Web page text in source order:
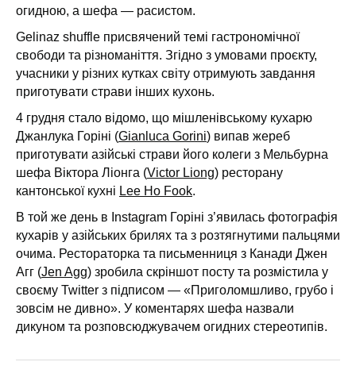
огидною, а шефа — расистом.
Gelinaz shuffle присвячений темі гастрономічної
свободи та різноманіття. Згідно з умовами проєкту,
учасники у різних кутках світу отримують завдання
приготувати страви інших кухонь.
4 грудня стало відомо, що мішленівському кухарю
Джанлука Горіні (Gianluca Gorini) випав жереб
приготувати азійські страви його колеги з Мельбурна
шефа Віктора Ліонга (Victor Liong) ресторану
кантонської кухні Lee Ho Fook.
В той же день в Instagram Горіні з’явилась фотографія
кухарів у азійських брилях та з розтягнутими пальцями
очима. Рестораторка та письменниця з Канади Джен
Агг (Jen Agg) зробила скріншот посту та розмістила у
своєму Twitter з підписом — «Приголомшливо, грубо і
зовсім не дивно». У коментарях шефа назвали
дикуном та розповсюджувачем огидних стереотипів.